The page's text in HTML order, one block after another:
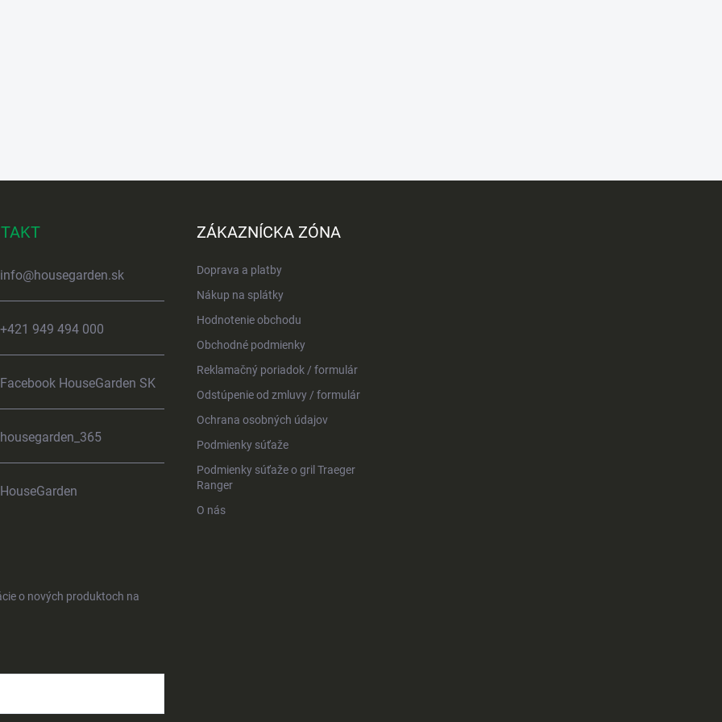
info@housegarden.sk
+421 949 494 000
Facebook HouseGarden SK
housegarden_365
HouseGarden
ZÁKAZNÍCKA ZÓNA
Doprava a platby
Nákup na splátky
Hodnotenie obchodu
Obchodné podmienky
Reklamačný poriadok / formulár
Odstúpenie od zmluvy / formulár
Ochrana osobných údajov
Podmienky súťaže
Podmienky súťaže o gril Traeger
Ranger
O nás
o nových produktoch na